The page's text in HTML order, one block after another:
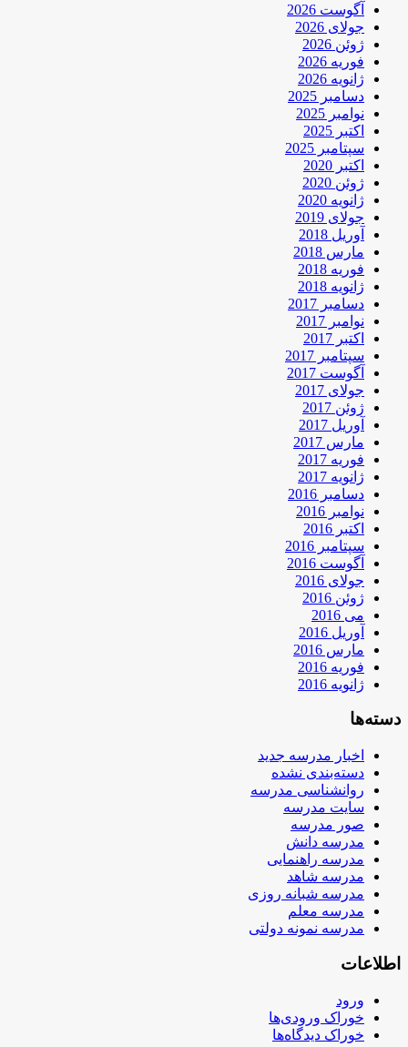
آگوست 2026
جولای 2026
ژوئن 2026
فوریه 2026
ژانویه 2026
دسامبر 2025
نوامبر 2025
اکتبر 2025
سپتامبر 2025
اکتبر 2020
ژوئن 2020
ژانویه 2020
جولای 2019
آوریل 2018
مارس 2018
فوریه 2018
ژانویه 2018
دسامبر 2017
نوامبر 2017
اکتبر 2017
سپتامبر 2017
آگوست 2017
جولای 2017
ژوئن 2017
آوریل 2017
مارس 2017
فوریه 2017
ژانویه 2017
دسامبر 2016
نوامبر 2016
اکتبر 2016
سپتامبر 2016
آگوست 2016
جولای 2016
ژوئن 2016
می 2016
آوریل 2016
مارس 2016
فوریه 2016
ژانویه 2016
دسته‌ها
اخبار مدرسه جدید
دسته‌بندی نشده
روانشناسی مدرسه
سایت مدرسه
صور مدرسه
مدرسه دانش
مدرسه راهنمایی
مدرسه شاهد
مدرسه شبانه روزی
مدرسه معلم
مدرسه نمونه دولتی
اطلاعات
ورود
خوراک ورودی‌ها
خوراک دیدگاه‌ها